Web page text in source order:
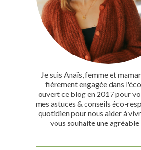
Je suis Anaïs, femme et
fièrement engagée dans
ouvert ce blog en 2017 pour
mes astuces & conseils éco-
quotidien pour nous aider à
vous souhaite une